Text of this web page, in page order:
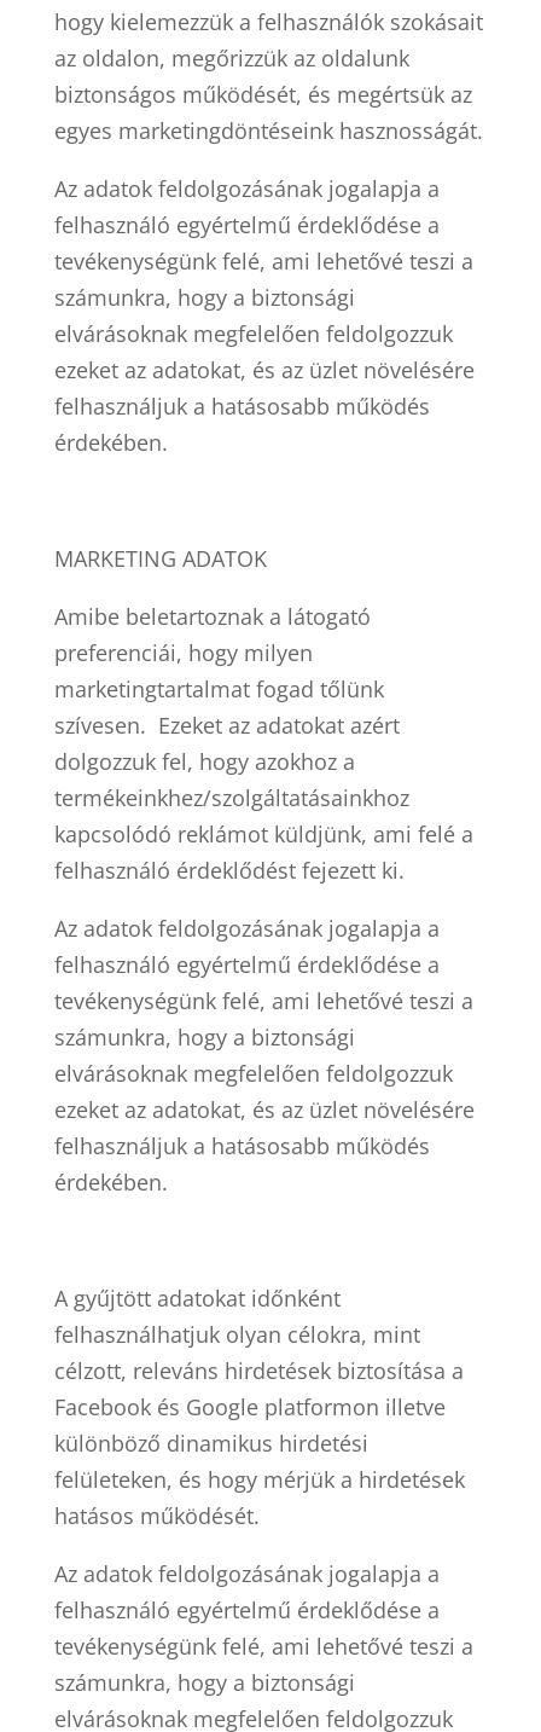
hogy kielemezzük a felhasználók szokásait
az oldalon, megőrizzük az oldalunk
biztonságos működését, és megértsük az
egyes marketingdöntéseink hasznosságát.
Az adatok feldolgozásának jogalapja a
felhasználó egyértelmű érdeklődése a
tevékenységünk felé, ami lehetővé teszi a
számunkra, hogy a biztonsági
elvárásoknak megfelelően feldolgozzuk
ezeket az adatokat, és az üzlet növelésére
felhasználjuk a hatásosabb működés
érdekében.
MARKETING ADATOK
Amibe beletartoznak a látogató
preferenciái, hogy milyen
marketingtartalmat fogad tőlünk
szívesen. Ezeket az adatokat azért
dolgozzuk fel, hogy azokhoz a
termékeinkhez/szolgáltatásainkhoz
kapcsolódó reklámot küldjünk, ami felé a
felhasználó érdeklődést fejezett ki.
Az adatok feldolgozásának jogalapja a
felhasználó egyértelmű érdeklődése a
tevékenységünk felé, ami lehetővé teszi a
számunkra, hogy a biztonsági
elvárásoknak megfelelően feldolgozzuk
ezeket az adatokat, és az üzlet növelésére
felhasználjuk a hatásosabb működés
érdekében.
A gyűjtött adatokat időnként
felhasználhatjuk olyan célokra, mint
célzott, releváns hirdetések biztosítása a
Facebook és Google platformon illetve
különböző dinamikus hirdetési
felületeken, és hogy mérjük a hirdetések
hatásos működését.
Az adatok feldolgozásának jogalapja a
felhasználó egyértelmű érdeklődése a
tevékenységünk felé, ami lehetővé teszi a
számunkra, hogy a biztonsági
elvárásoknak megfelelően feldolgozzuk